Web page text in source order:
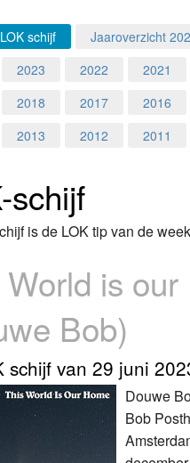
schijf Jaaroverzicht
2023 2022 2021
2018 2017 2016
2013 2012 2011
schijf
is de LOK tip van de
is
Bob)
schijf van 29 juni
Douwe
Bob